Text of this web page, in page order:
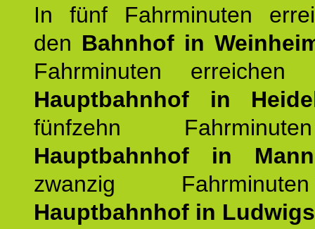
In fünf Fahrminuten
den Bahnhof in
Fahrminuten
Hauptbahnhof in
fünfzehn
Hauptbahnhof in
zwanzig
Hauptbahnhof in